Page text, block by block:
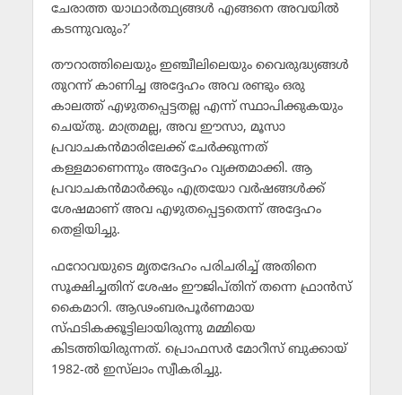
ചേരാത്ത യാഥാര്‍ത്ഥ്യങ്ങള്‍ എങ്ങനെ അവയില്‍
കടന്നുവരും?’
തൗറാത്തിലെയും ഇഞ്ചീലിലെയും വൈരുദ്ധ്യങ്ങള്‍
തുറന്ന് കാണിച്ച അദ്ദേഹം അവ രണ്ടും ഒരു
കാലത്ത് എഴുതപ്പെട്ടതല്ല എന്ന് സ്ഥാപിക്കുകയും
ചെയ്തു. മാത്രമല്ല, അവ ഈസാ, മൂസാ
പ്രവാചകന്‍മാരിലേക്ക് ചേര്‍ക്കുന്നത്
കള്ളമാണെന്നും അദ്ദേഹം വ്യക്തമാക്കി. ആ
പ്രവാചകന്‍മാര്‍ക്കും എത്രയോ വര്‍ഷങ്ങള്‍ക്ക്
ശേഷമാണ് അവ എഴുതപ്പെട്ടതെന്ന് അദ്ദേഹം
തെളിയിച്ചു.
ഫറോവയുടെ മൃതദേഹം പരിചരിച്ച് അതിനെ
സൂക്ഷിച്ചതിന് ശേഷം ഈജിപ്തിന് തന്നെ ഫ്രാന്‍സ്
കൈമാറി. ആഢംബരപൂര്‍ണമായ
സ്ഫടികക്കൂട്ടിലായിരുന്നു മമ്മിയെ
കിടത്തിയിരുന്നത്. പ്രൊഫസര്‍ മോറീസ് ബുക്കായ്
1982-ല്‍ ഇസ്‌ലാം സ്വീകരിച്ചു.